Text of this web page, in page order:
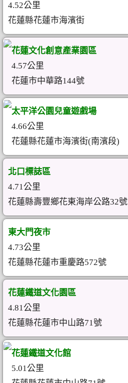
4.52公里
花蓮縣花蓮市海濱街
花蓮文化創意產業園區
4.57公里
花蓮市中華路144號
太平洋公園兒童遊戲場
4.66公里
花蓮縣花蓮市海濱街(南濱段)
北口標誌區
4.71公里
花蓮縣壽豐鄉花東海岸公路32號
東大門夜市
4.73公里
花蓮縣花蓮市重慶路572號
花蓮鐵道文化園區
4.81公里
花蓮縣花蓮市中山路71號
花蓮鐵道文化館
5.01公里